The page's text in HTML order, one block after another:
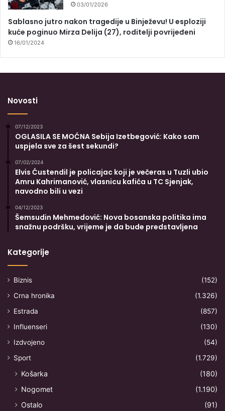
03/01/2026
Sablasno jutro nakon tragedije u Binježevu! U esploziji
kuće poginuo Mirza Delija (27), roditelji povrijeđeni
16/01/2024
Novosti
07/12/2023
OGLASILA SE MOĆNA Sebija Izetbegović: Kako sam
uspjela sve za šest sekundi?
07/02/2024
Elvis Ćustendil je policajac koji je večeras u Tuzli ubio
Amru Kahrimanović, vlasnicu kafića u TC Sjenjak,
navodno bili u vezi
04/12/2023
Šemsudin Mehmedović: Nova bosanska politika ima
snažnu podršku, vrijeme je da bude predstavljena
Kategorije
Biznis
(152)
Crna hronika
(1.326)
Estrada
(857)
Influenseri
(130)
Izdvojeno
(54)
Sport
(1.729)
Košarka
(180)
Nogomet
(1.190)
Ostalo
(91)